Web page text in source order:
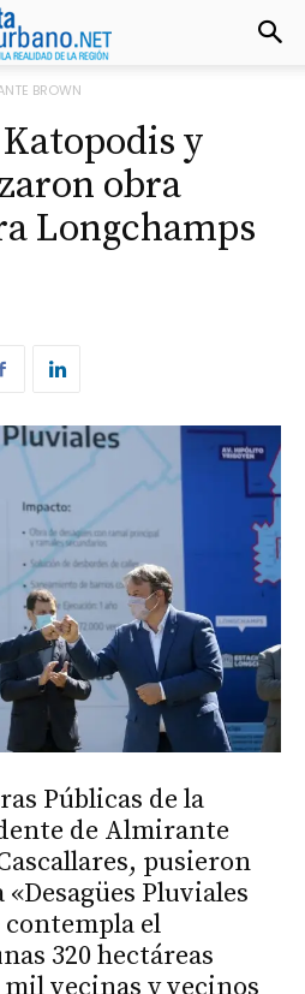
BROWN
y
obra
Longchamps
Públicas de la
de Almirante
pusieron
Pluviales
contempla el
320 hectáreas
vecinas y vecinos